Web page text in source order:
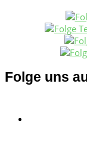
Folge uns